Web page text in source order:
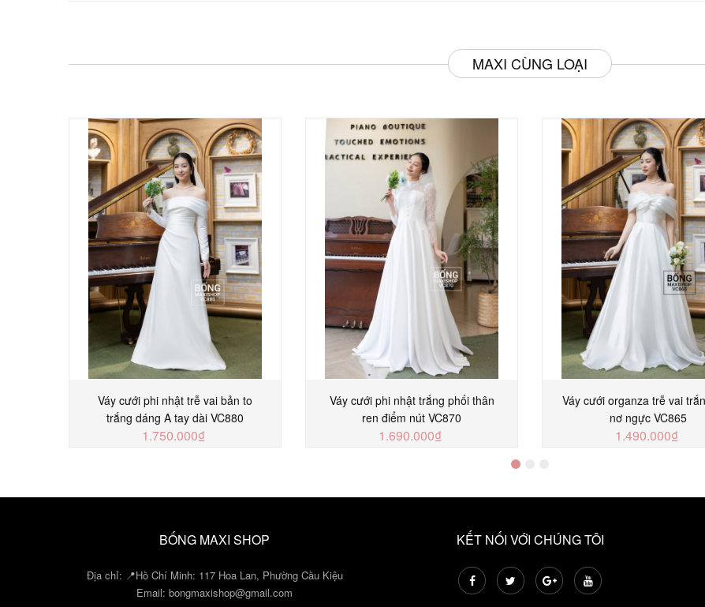
MAXI CÙNG LOẠI
Váy cưới phi nhật trễ vai bản to
trắng dáng A tay dài VC880
1.750.000₫
Váy cưới phi nhật trắng phối thân
ren điểm nút VC870
1.690.000₫
Váy cưới organza trễ vai
nơ ngực VC865
1.490.000₫
BỐNG MAXI SHOP
Địa chỉ: 📍Hồ Chí Minh: 117 Hoa Lan, Phường Cầu Kiệu
Email: bongmaxishop@gmail.com
KẾT NỐI VỚI CHÚNG TÔI